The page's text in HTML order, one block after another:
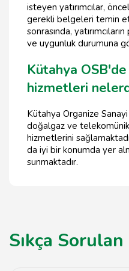
isteyen yatırımcılar,
gerekli belgeleri temin
sonrasında,
ve uygunluk durumuna
Kütahya
hizmetleri
Kütahya Organize
doğalgaz ve
hizmetlerini
da iyi bir konumda yer
sunmaktadır.
Sıkça